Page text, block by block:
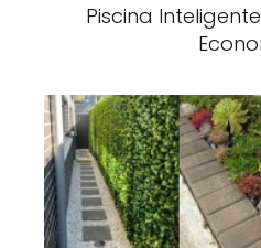
Piscina